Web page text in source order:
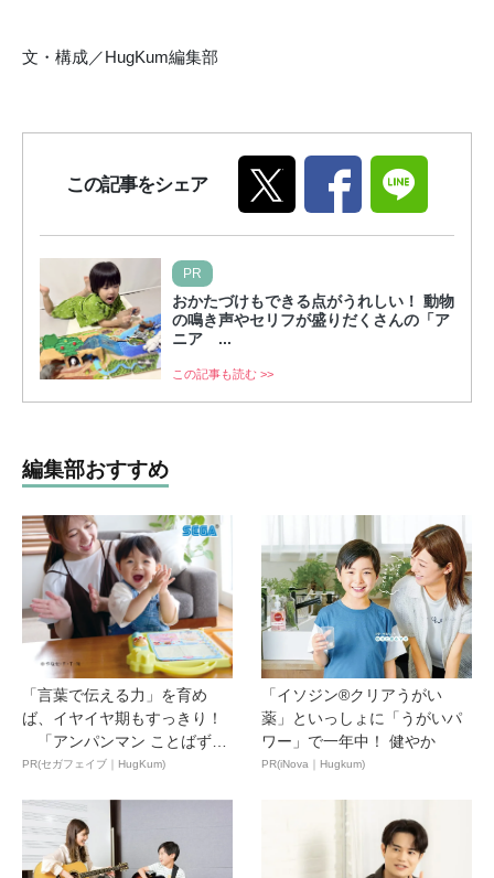
文・構成／HugKum編集部
この記事をシェア
PR
おかたづけもできる点がうれしい！ 動物
の鳴き声やセリフが盛りだくさんの「ア
ニア ...
この記事も読む >>
編集部おすすめ
「言葉で伝える力」を育め
ば、イヤイヤ期もすっきり！
「アンパンマン ことばずか
ん...
PR(セガフェイブ｜HugKum)
「イソジン®クリアうがい
薬」といっしょに「うがいパ
ワー」で一年中！ 健やか
PR(iNova｜Hugkum)